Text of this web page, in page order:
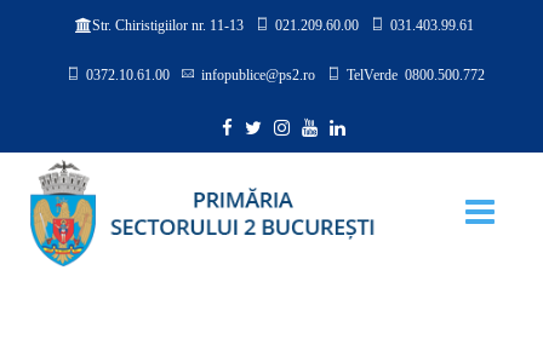
Str. Chiristigiilor nr. 11-13 021.209.60.00 031.403.99.61
0372.10.61.00 infopublice@ps2.ro TelVerde 0800.500.772